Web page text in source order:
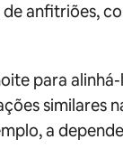
anfitriões,
para
similares
a